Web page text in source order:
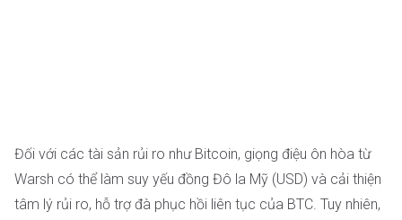
Đối với các tài sản rủi ro như Bitcoin, giọng điệu ôn hòa từ
Warsh có thể làm suy yếu đồng Đô la Mỹ (USD) và cải thiện
tâm lý rủi ro, hỗ trợ đà phục hồi liên tục của BTC. Tuy nhiên,